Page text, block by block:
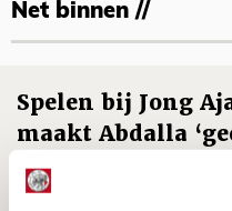
Net binnen //
Spelen bij Jong
maakt Abdalla
08 AUGUSTUS 2026 - 10:04
NIEUWS